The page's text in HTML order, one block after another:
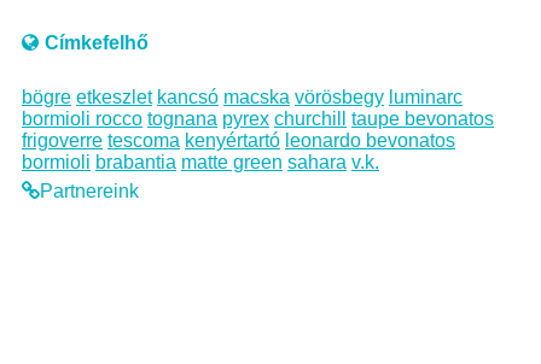
Címkefelhő
bögre etkeszlet kancsó macska vörösbegy luminarc
bormioli rocco tognana pyrex churchill
taupe bevonatos
frigoverre tescoma kenyértartó leonardo bevonatos
bormioli brabantia matte green sahara v.k.
Partnereink